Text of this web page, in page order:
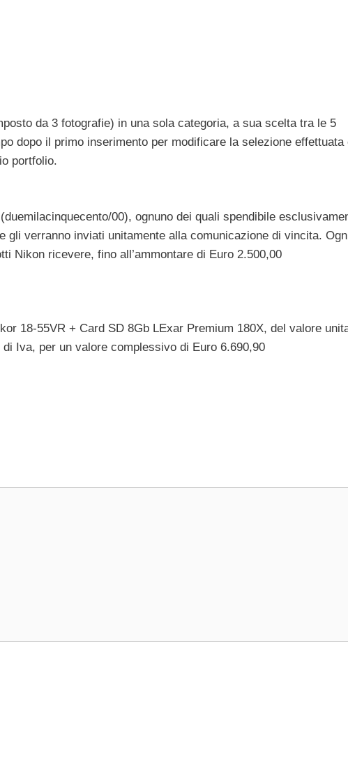
da 3 fotografie) in una sola categoria, a sua scelta tra le 5
dopo il primo inserimento per modificare la selezione effettuata
portfolio.
00), ognuno dei quali spendibile
verranno inviati unitamente alla comunicazione di vincita.
Nikon ricevere, fino all’ammontare di Euro 2.500,00
18-55VR + Card SD 8Gb LExar Premium 180X, del valore
Iva, per un valore complessivo di Euro 6.690,90